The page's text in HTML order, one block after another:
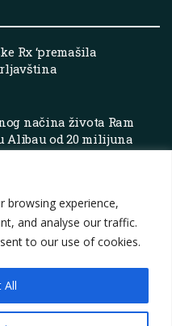
browsing experience,
and analyse our traffic.
to our use of cookies.
All
Rx ‘premašila
načina života Ram
Alibau od 20 milijuna
od 4,5 milijuna rupija
u Južnom Mumbaiju
i oglašavanje